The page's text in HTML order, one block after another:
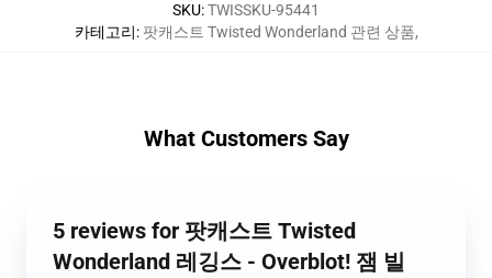
SKU:TWISSKU-95441
카테고리: 팟캐스트 Twisted Wonderland 관련 상품,
What Customers Say
5 reviews for 팟캐스트 Twisted
Wonderland 레깅스 - Overblot! 잼 빌